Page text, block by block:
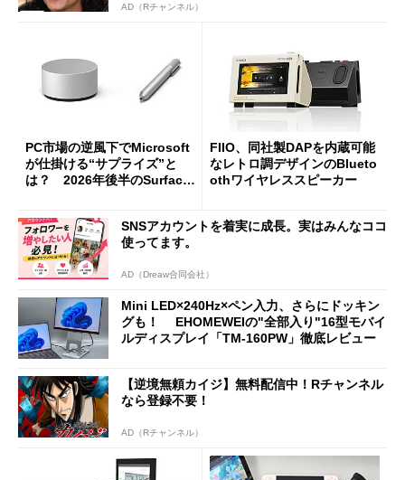
AD（Rチャンネル）
PC市場の逆風下でMicrosoft
が仕掛ける“サプライズ”と
は？ 2026年後半のSurface
FIIO、同社製DAPを内蔵可能
なレトロ調デザインのBlueto
othワイヤレススピーカー
SNSアカウントを着実に成長。実はみんなココ
使ってます。
AD（Dreaw合同会社）
Mini LED×240Hz×ペン入力、さらにドッキン
グも！ EHOMEWEIの"全部入り"16型モバイ
ルディスプレイ「TM-160PW」徹底レビュー
【逆境無頼カイジ】無料配信中！Rチャンネル
なら登録不要！
AD（Rチャンネル）